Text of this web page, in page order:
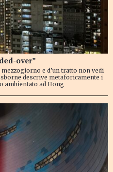
over”
e d’un tratto non vedi
descrive metaforicamente i
ambientato ad Hong